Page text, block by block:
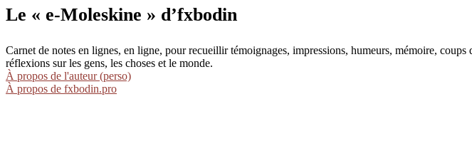
Le « e-Moleskine » d’fxbodin
Carnet de notes en lignes, en ligne, pour recueillir témoignages, impressions, humeurs, mémoire,
réflexions sur les gens, les choses et le monde.
À propos de l'auteur (perso)
À propos de fxbodin.pro